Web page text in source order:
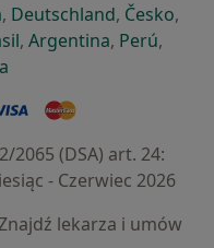
karcie
się w nowej karcie
otwiera się w nowej
, Deutschlandotwiera się
, Česko,
karcie
w nowej karcie
się w nowej karcie
otwiera się w nowej
, Argentinaotwiera się
, Perú,
2065 (DSA) art. 24:
- Czerwiec 2026
lekarza i umów